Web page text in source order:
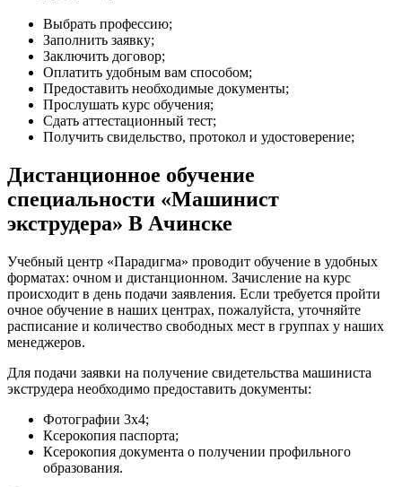
Выбрать профессию;
Заполнить заявку;
Заключить договор;
Оплатить удобным вам способом;
Предоставить необходимые документы;
Прослушать курс обучения;
Сдать аттестационный тест;
Получить свидельство, протокол и удостоверение;
Дистанционное обучение
специальности «Машинист
экструдера» В Ачинске
Учебный центр «Парадигма» проводит обучение в удобных
форматах: очном и дистанционном. Зачисление на курс
происходит в день подачи заявления. Если требуется пройти
очное обучение в наших центрах, пожалуйста, уточняйте
расписание и количество свободных мест в группах у наших
менеджеров.
Для подачи заявки на получение свидетельства машиниста
экструдера необходимо предоставить документы:
Фотографии 3х4;
Ксерокопия паспорта;
Ксерокопия документа о получении профильного
образования.